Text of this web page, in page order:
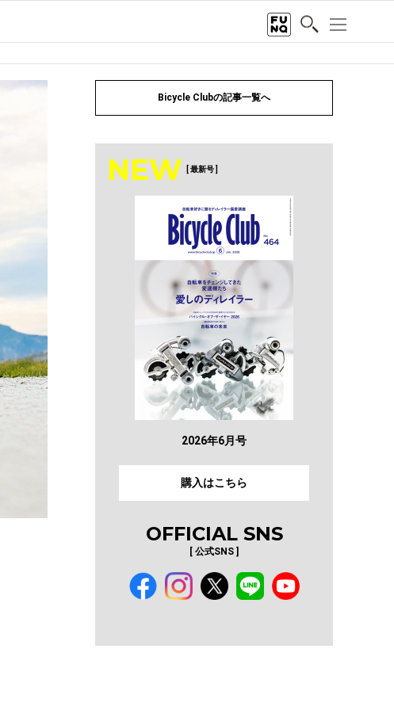
Bicycle Clubの記事一覧へ
NEW [ 最新号 ]
2026年6月号
購入はこちら
OFFICIAL SNS
[ 公式SNS ]